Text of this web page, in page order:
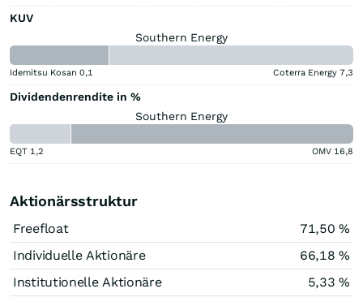
KUV
Southern Energy
Idemitsu Kosan 0,1 Coterra Energy 7,3
Dividendenrendite in %
Southern Energy
EQT 1,2 OMV 16,8
Aktionärsstruktur
Freefloat
71,50 %
Individuelle Aktionäre
66,18 %
Institutionelle Aktionäre
5,33 %